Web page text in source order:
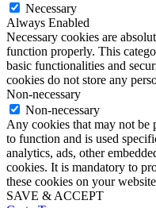
Necessary
Always Enabled
Necessary cookies are
function properly. This
basic functionalities and
cookies do not store any
Non-necessary
Non-necessary
Any cookies that may not be
to function and is used
analytics, ads, other
cookies. It is mandatory to
these cookies on your
SAVE & ACCEPT